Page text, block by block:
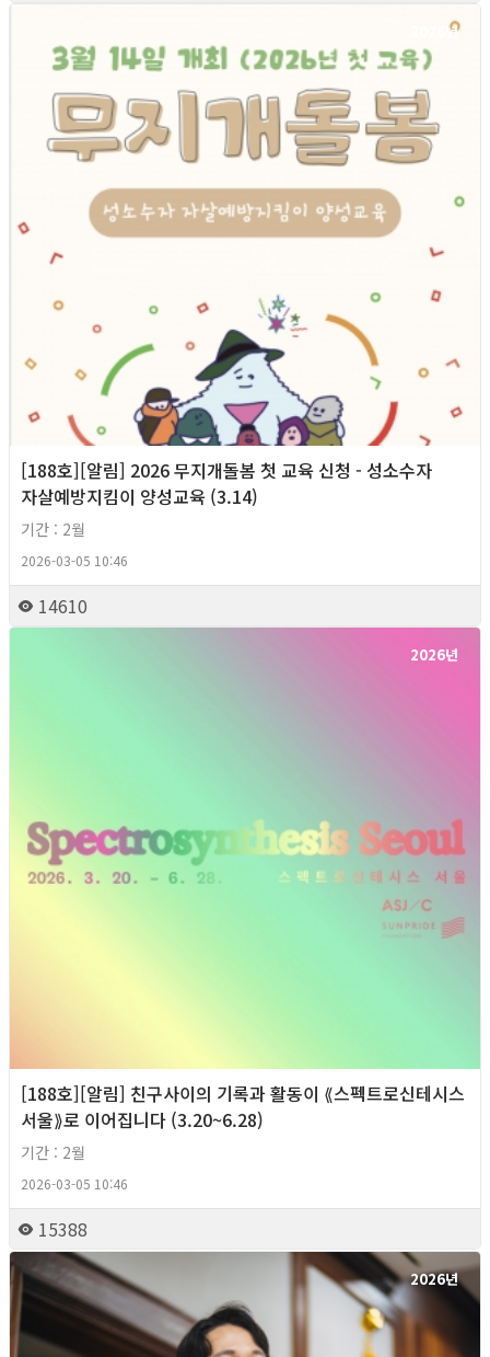
2026년
[188호][알림] 2026 무지개돌봄 첫 교육 신청 - 성소수자
자살예방지킴이 양성교육 (3.14)
기간 : 2월
2026-03-05 10:46
14610
2026년
[188호][알림] 친구사이의 기록과 활동이 ⟪스펙트로신테시스
서울⟫로 이어집니다 (3.20~6.28)
기간 : 2월
2026-03-05 10:46
15388
2026년